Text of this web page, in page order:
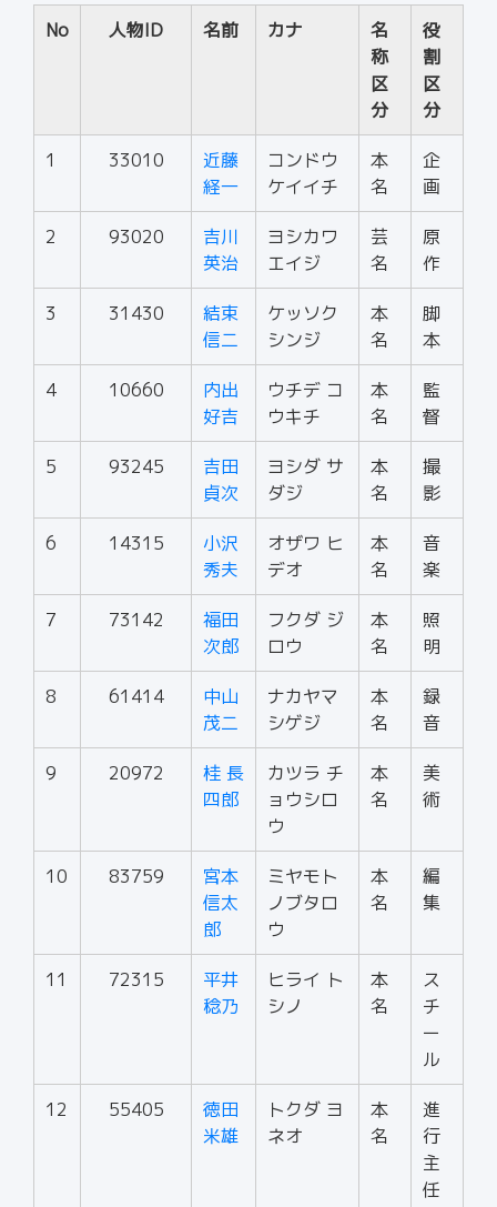
No 人物ID 名前 カナ
名
称
区
分
役
割
区
分
1 33010
近藤
経一
コンドウ
ケイイチ
本
名
企
画
2 93020
吉川
英治
ヨシカワ
エイジ
芸
名
原
作
3 31430
結束
信二
ケッソク
シンジ
本
名
脚
本
4 10660
内出
好吉
ウチデ コ
ウキチ
本
名
監
督
5 93245
吉田
貞次
ヨシダ サ
ダジ
本
名
撮
影
6 14315
小沢
秀夫
オザワ ヒ
デオ
本
名
音
楽
7 73142
福田
次郎
フクダ ジ
ロウ
本
名
照
明
8 61414
中山
茂二
ナカヤマ
シゲジ
本
名
録
音
9 20972
桂 長
四郎
カツラ チ
ョウシロ
ウ
本
名
美
術
10 83759
宮本
信太
郎
ミヤモト
ノブタロ
ウ
本
名
編
集
11 72315
平井
稔乃
ヒライ ト
シノ
本
名
ス
チ
ー
ル
12 55405
徳田
米雄
トクダ ヨ
ネオ
本
名
進
行
主
任